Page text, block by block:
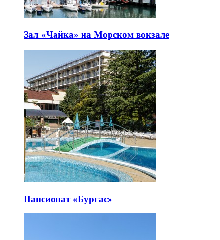
Зал «Чайка» на Морском вокзале
Пансионат «Бургас»